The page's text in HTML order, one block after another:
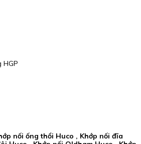
HGP
nối ống thổi Huco , Khớp nối đĩa